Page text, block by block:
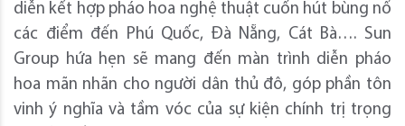
diễn kết hợp pháo hoa nghệ thuật cuốn hút bùng nổ
các điểm đến Phú Quốc, Đà Nẵng, Cát Bà…. Sun
Group hứa hẹn sẽ mang đến màn trình diễn pháo
hoa mãn nhãn cho người dân thủ đô, góp phần tôn
vinh ý nghĩa và tầm vóc của sự kiện chính trị trọng